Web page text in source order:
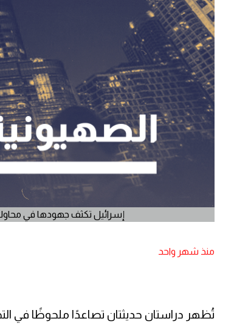
إسرائيل تكثف جهودها في
منذ شهر واحد
تُظهر دراستان حديثتان تصاعدًا ملحوظًا في